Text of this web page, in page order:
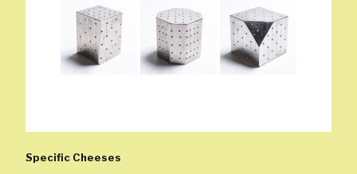
Specific Cheeses